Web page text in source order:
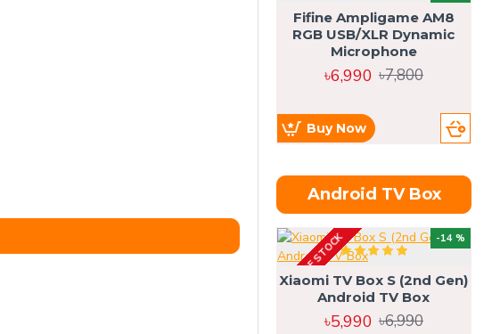
Fifine Ampligame AM8
RGB USB/XLR Dynamic
Microphone
৳6,990 ৳7,800
Buy Now
Android TV Box
-14 %
OUT OF STOCK
Xiaomi TV Box S (2nd Gen)
Android TV Box
৳5,990 ৳6,990